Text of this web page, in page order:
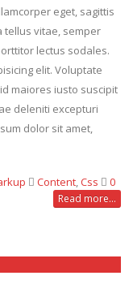
eget, sagittis
tellus vitae, semper
lectus sodales.
elit. Voluptate
maiores iusto suscipit
deleniti excepturi
dolor sit amet,
Content,Css
0
Read more...